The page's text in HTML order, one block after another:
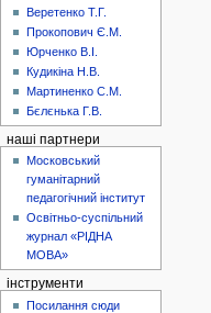
Веретенко Т.Г.
Прокопович Є.М.
Юрченко В.І.
Кудикіна Н.В.
Мартиненко С.М.
Бєлєнька Г.В.
наші партнери
Московський
гуманітарний
педагогічний інститут
Освітньо-суспільний
журнал «РІДНА
МОВА»
інструменти
Посилання сюди